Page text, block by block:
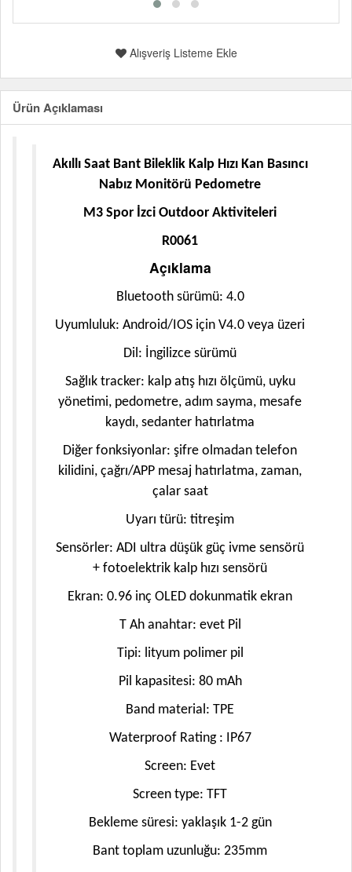
Alışveriş Listeme Ekle
Ürün Açıklaması
Akıllı Saat Bant Bileklik Kalp Hızı Kan Basıncı
Nabız Monitörü Pedometre
M3 Spor İzci Outdoor Aktiviteleri
R0061
Açıklama
Bluetooth sürümü: 4.0
Uyumluluk: Android/IOS için V4.0 veya üzeri
Dil: İngilizce sürümü
Sağlık tracker: kalp atış hızı ölçümü, uyku
yönetimi, pedometre, adım sayma, mesafe
kaydı, sedanter hatırlatma
Diğer fonksiyonlar: şifre olmadan telefon
kilidini, çağrı/APP mesaj hatırlatma, zaman,
çalar saat
Uyarı türü: titreşim
Sensörler: ADI ultra düşük güç ivme sensörü
+ fotoelektrik kalp hızı sensörü
Ekran: 0.96 inç OLED dokunmatik ekran
T Ah anahtar: evet Pil
Tipi: lityum polimer pil
Pil kapasitesi: 80 mAh
Band material: TPE
Waterproof Rating : IP67
Screen: Evet
Screen type: TFT
Bekleme süresi: yaklaşık 1-2 gün
Bant toplam uzunluğu: 235mm